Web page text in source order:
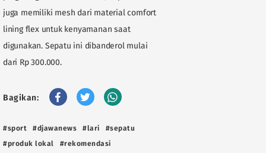
juga memiliki mesh dari material comfort
lining flex untuk kenyamanan saat
digunakan. Sepatu ini dibanderol mulai
dari Rp 300.000.
Bagikan:
#sport #djawanews #lari
#sepatu
#produk lokal
#rekomendasi